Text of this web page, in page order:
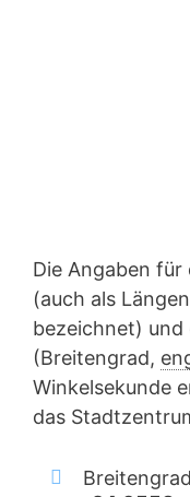
Die Angaben
(auch als
bezeichnet)
(Breitengrad,
Winkelsekunde
das